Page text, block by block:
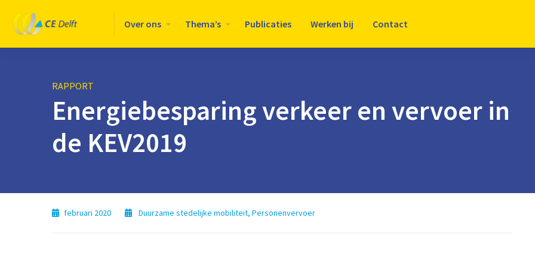
Logo
CE
Delft
Over ons Thema’s Publicaties Werken bij Contact
RAPPORT
Energiebesparing verkeer en vervoer in
de KEV2019
februari 2020 Duurzame stedelijke mobiliteit, Personenvervoer